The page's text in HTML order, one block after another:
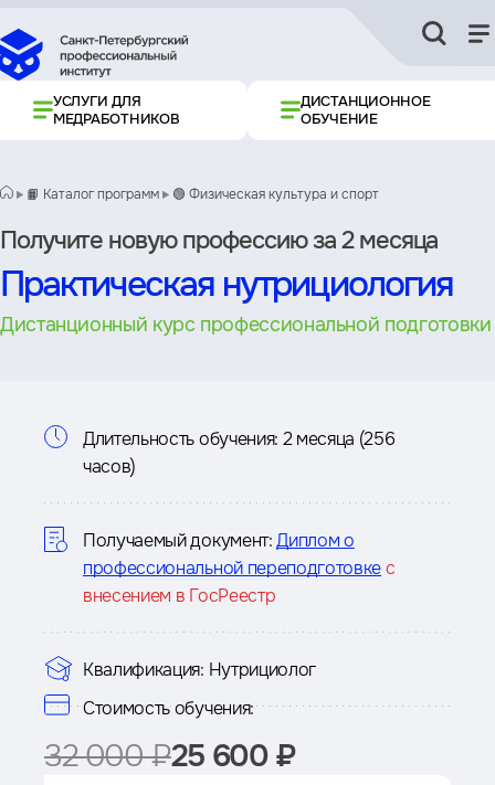
УСЛУГИ ДЛЯ
МЕДРАБОТНИКОВ
ДИСТАНЦИОННОЕ
ОБУЧЕНИЕ
📙 Каталог программ 🟢 Физическая культура и спорт
Получите новую профессию за 2 месяца
Практическая нутрициология
Дистанционный курс профессиональной подготовки
Информация
курсе
Длительность обучения: 2 месяца (256
часов)
Получаемый документ: Диплом о
профессиональной переподготовкес
внесением в ГосРеестр
Квалификация: Нутрициолог
Стоимость обучения:
32 000 ₽25 600 ₽